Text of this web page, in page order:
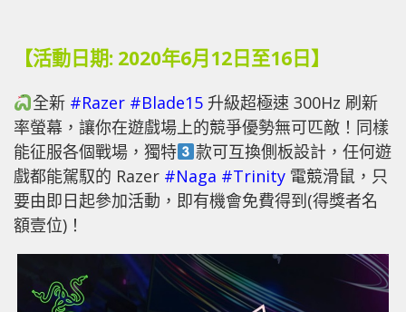
【活動日期: 2020年6月12日至16日】
全新 #Razer #Blade15升級超極速 300Hz 刷新
率螢幕，讓你在遊戲場上的競爭優勢無可匹敵！同樣
能征服各個戰場，獨特
款可互換側板設計，任何遊
戲都能駕馭的 Razer #Naga #Trinity 電競滑鼠，只
要由即日起參加活動，即有機會免費得到(得獎者名
額壹位)！